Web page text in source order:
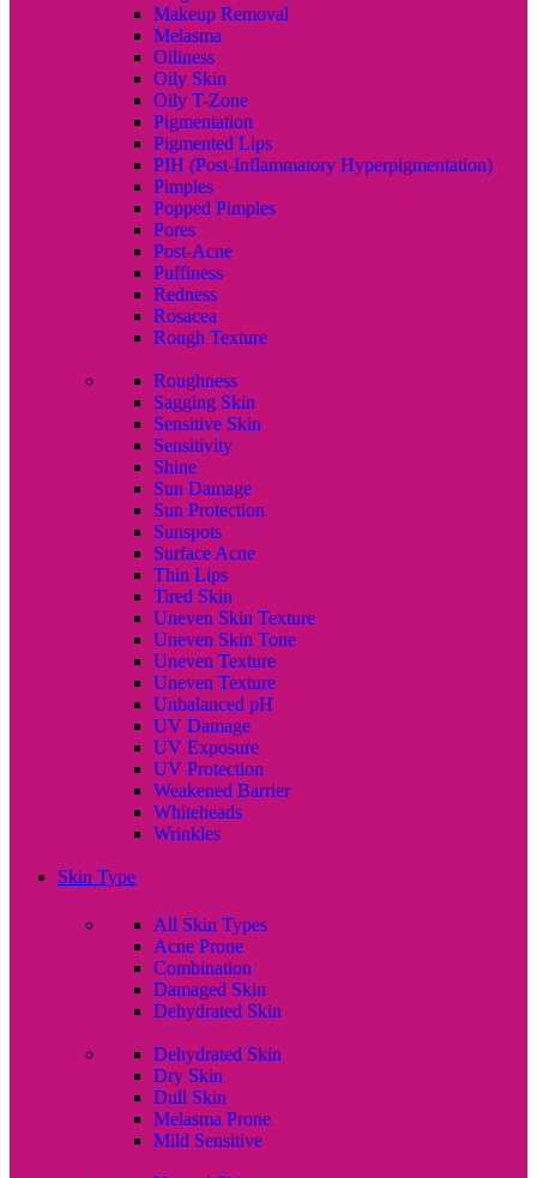
Makeup Removal
Melasma
Oiliness
Oily Skin
Oily T-Zone
Pigmentation
Pigmented Lips
PIH (Post-Inflammatory Hyperpigmentation)
Pimples
Popped Pimples
Pores
Post-Acne
Puffiness
Redness
Rosacea
Rough Texture
Roughness
Sagging Skin
Sensitive Skin
Sensitivity
Shine
Sun Damage
Sun Protection
Sunspots
Surface Acne
Thin Lips
Tired Skin
Uneven Skin Texture
Uneven Skin Tone
Uneven Texture
Uneven Texture
Unbalanced pH
UV Damage
UV Exposure
UV Protection
Weakened Barrier
Whiteheads
Wrinkles
Skin Type
All Skin Types
Acne Prone
Combination
Damaged Skin
Dehydrated Skin
Dehydrated Skin
Dry Skin
Dull Skin
Melasma Prone
Mild Sensitive